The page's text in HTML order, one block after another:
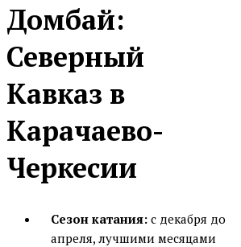
Домбай:
Северный
Кавказ в
Карачаево-
Черкесии
Сезон катания: с декабря до
апреля, лучшими месяцами